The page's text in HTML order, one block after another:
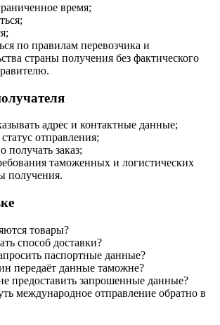
время;
по правилам перевозчика и
страны получения без фактического
адрес и контактные данные;
отправления;
получать заказ;
таможенных и логистических
получения.
товары?
способ доставки?
паспортные данные?
передаёт данные таможне?
предоставить запрошенные данные?
международное отправление обратно в